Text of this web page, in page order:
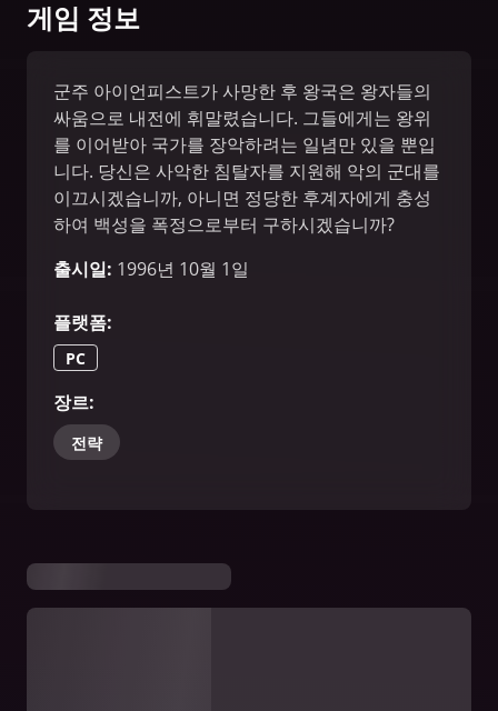
게임 정보
군주 아이언피스트가 사망한 후 왕국은 왕자들의
싸움으로 내전에 휘말렸습니다. 그들에게는 왕위
를 이어받아 국가를 장악하려는 일념만 있을 뿐입
니다. 당신은 사악한 침탈자를 지원해 악의 군대를
이끄시겠습니까, 아니면 정당한 후계자에게 충성
하여 백성을 폭정으로부터 구하시겠습니까?
출시일: 1996년 10월 1일
플랫폼:
PC
장르:
전략